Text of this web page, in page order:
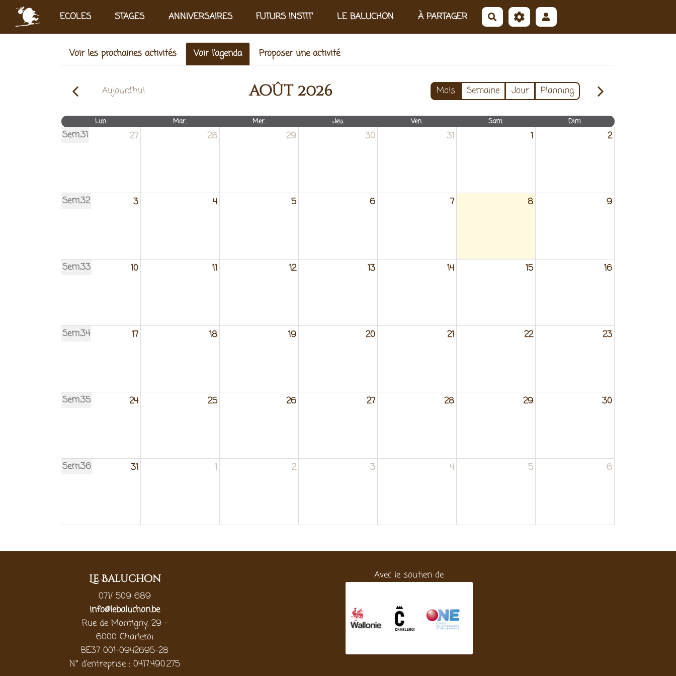
Aller au contenu principal
ECOLES STAGES ANNIVERSAIRES FUTURS INSTIT' LE BALUCHON À PARTAGER Rechercher
Voir les prochaines activités Voir l'agenda Proposer une activité
Aujourd'hui août 2026 Mois Semaine Jour Planning
Lun. Mar. Mer. Jeu. Ven. Sam. Dim.
Sem.31 27 28 29 30 31 1 2
Sem.32 3 4 5 6 7 8 9
Sem.33 10 11 12 13 14 15 16
Sem.34 17 18 19 20 21 22 23
Sem.35 24 25 26 27 28 29 30
Sem.36 31 1 2 3 4 5 6
Le Baluchon
071/ 509 689
info@lebaluchon.be
Rue de Montigny, 29 -
6000 Charleroi
BE37 001-0942695-28
N° d'entreprise : 0417.490.275
Avec le soutien de